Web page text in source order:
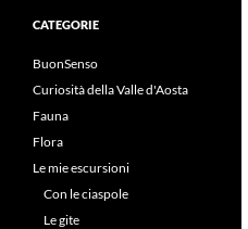
CATEGORIE
BuonSenso
Curiosità della Valle d'Aosta
Fauna
Flora
Le mie escursioni
Con le ciaspole
Le gite